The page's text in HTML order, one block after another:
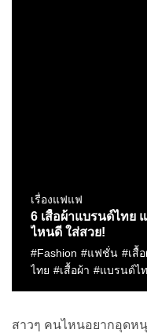
สาวๆ คนไหนอยากอุดห